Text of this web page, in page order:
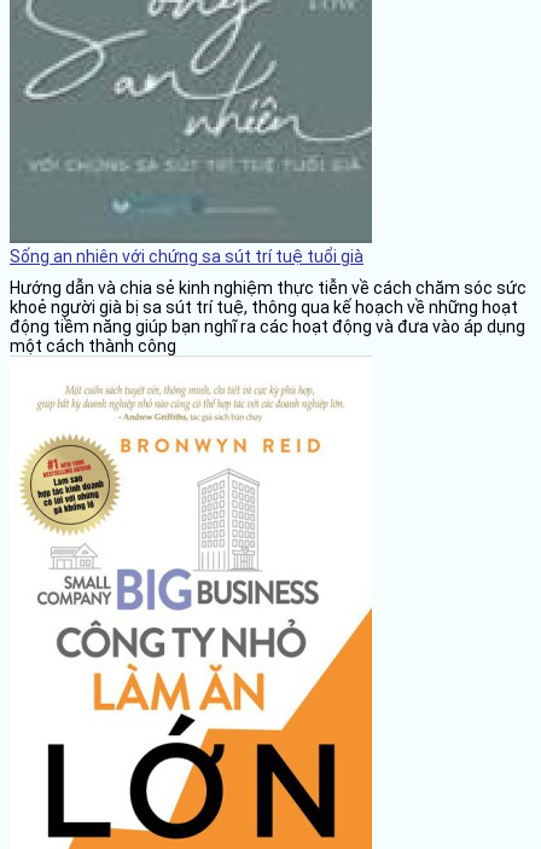
Sống an nhiên với chứng sa sút trí tuệ tuổi già
Hướng dẫn và chia sẻ kinh nghiệm thực tiễn về cách chăm sóc sức
khoẻ người già bị sa sút trí tuệ, thông qua kế hoạch về những hoạt
động tiềm năng giúp bạn nghĩ ra các hoạt động và đưa vào áp dụng
một cách thành công